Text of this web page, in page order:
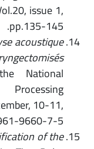
issue 1,
pp.135-145.
acoustique
National
10-11,
9660-7-5.
of the